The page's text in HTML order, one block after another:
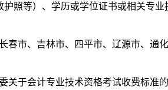
照等）、学历或学位证书或相关专业
市、吉林市、四平市、辽源市、通
关于会计专业技术资格考试收费标准